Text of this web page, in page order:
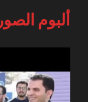
ألبوم الصور